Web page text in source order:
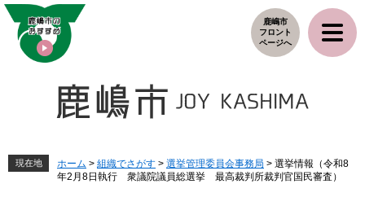
ペ
メ
鹿嶋市
フロント
ページへ
現在地 ホーム > 組織でさがす > 選挙管理委員会事務局 > 選挙情報（令和8
年2月8日執行 衆議院議員総選挙 最高裁判所裁判官国民審査）